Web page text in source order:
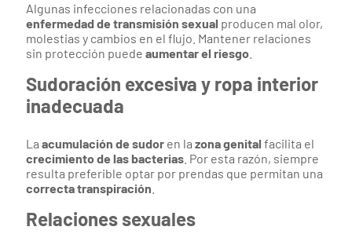
Algunas infecciones relacionadas con una
enfermedad de transmisión sexual producen mal olor,
molestias y cambios en el flujo. Mantener relaciones
sin protección puede aumentar el riesgo
Sudoración excesiva y ropa interior
inadecuada
La acumulación de sudor en la zona genital facilita el
crecimiento de las bacterias . Por esta razón, siempre
resulta preferible optar por prendas que permitan una
correcta transpiración
Relaciones sexuales